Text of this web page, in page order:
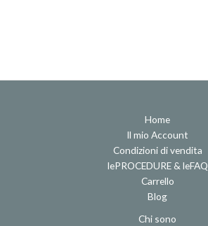
Home
Il mio Account
Condizioni di vendita
lePROCEDURE & leFAQ
Carrello
Blog
Chi sono